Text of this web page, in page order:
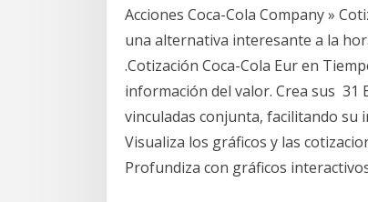
Acciones Coca-Cola Company »
una alternativa interesante a la
.Cotización Coca-Cola Eur en
información del valor. Crea sus 31
vinculadas conjunta, facilitando su
Visualiza los gráficos y las
Profundiza con gráficos